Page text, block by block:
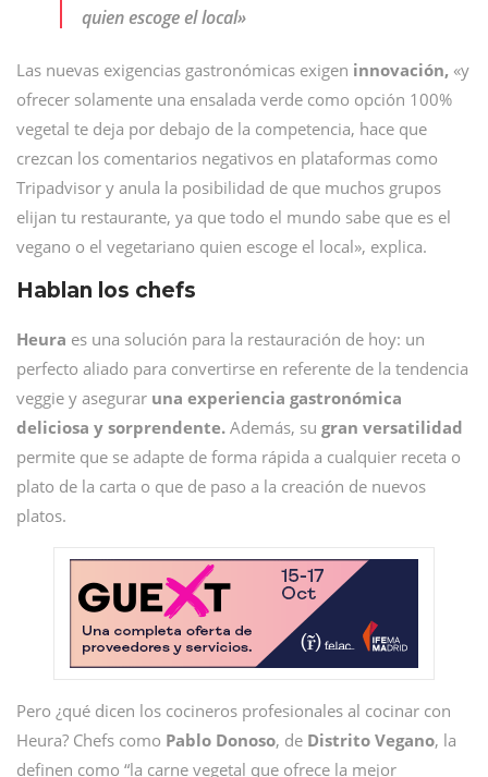
quien escoge el local»
Las nuevas exigencias gastronómicas exigen innovación, «y
ofrecer solamente una ensalada verde como opción 100%
vegetal te deja por debajo de la competencia, hace que
crezcan los comentarios negativos en plataformas como
Tripadvisor y anula la posibilidad de que muchos grupos
elijan tu restaurante, ya que todo el mundo sabe que es el
vegano o el vegetariano quien escoge el local», explica.
Hablan los chefs
Heura es una solución para la restauración de hoy: un
perfecto aliado para convertirse en referente de la tendencia
veggie y asegurar una experiencia gastronómica
deliciosa y sorprendente. Además, su gran versatilidad
permite que se adapte de forma rápida a cualquier receta o
plato de la carta o que de paso a la creación de nuevos
platos.
Pero ¿qué dicen los cocineros profesionales al cocinar con
Heura? Chefs como Pablo Donoso, de Distrito Vegano, la
definen como “la carne vegetal que ofrece la mejor